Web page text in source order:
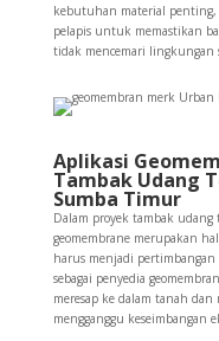
kebutuhan material penting,
pelapis untuk memastikan
tidak mencemari lingkungan
Aplikasi
Tambak Udang
Sumba Timur
Dalam proyek tambak
geomembrane merupakan
harus menjadi
sebagai penyedia
meresap ke dalam tanah
mengganggu keseimbangan